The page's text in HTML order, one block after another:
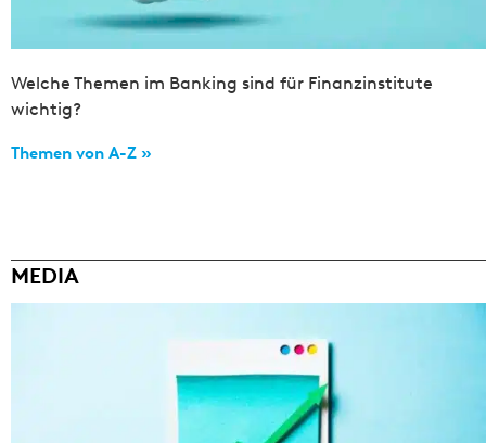
Welche Themen im Banking sind für Finanzinstitute
wichtig?
Themen von A-Z »
MEDIA